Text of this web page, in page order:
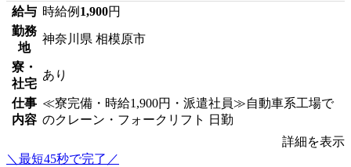
給与 時給例 1,900円
勤務
地
神奈川県 相模原市
寮・
社宅
あり
仕事
内容
≪寮完備・時給1,900円・派遣社員≫自動車系工場で
のクレーン・フォークリフト 日勤
詳細を表示
＼最短45秒で完了／